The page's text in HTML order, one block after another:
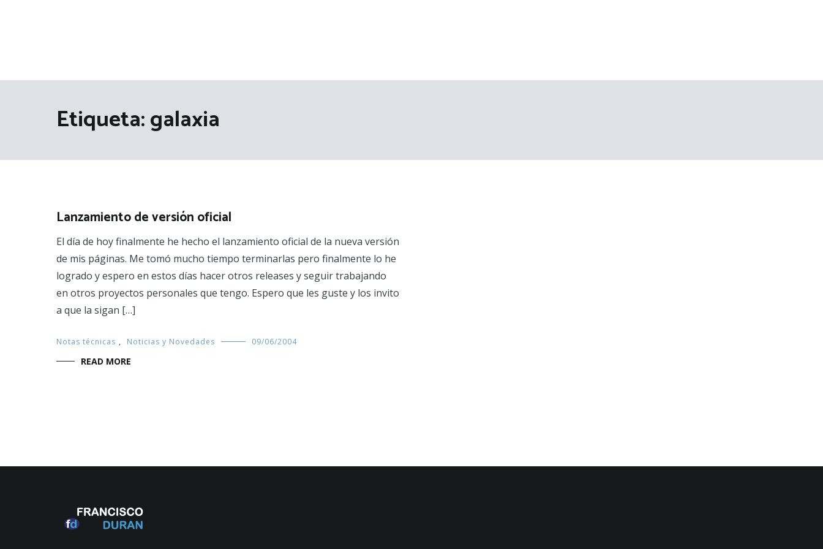
Etiqueta:galaxia
Lanzamiento de versión oficial
El día de hoy finalmente he hecho el lanzamiento oficial de la nueva versión
de mis páginas. Me tomó mucho tiempo terminarlas pero finalmente lo he
logrado y espero en estos días hacer otros releases y seguir trabajando
en otros proyectos personales que tengo. Espero que les guste y los invito
a que la sigan […]
Notas técnicas , Noticias y Novedades 09/06/2004
READ MORE